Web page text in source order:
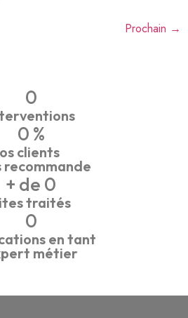
Prochain →
0
clients
recommande
0 %
traités
+ de 0
en tant
métier
0